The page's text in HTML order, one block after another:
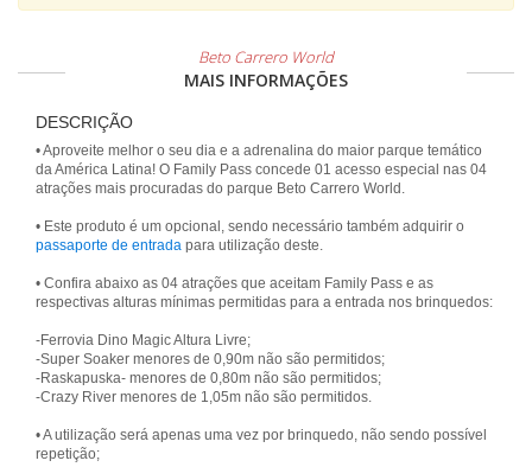
Beto Carrero World
MAIS INFORMAÇÕES
DESCRIÇÃO
• Aproveite melhor o seu dia e a adrenalina do maior parque temático
da América Latina! O Family Pass concede 01 acesso especial nas 04
atrações mais procuradas do parque Beto Carrero World.
• Este produto é um opcional, sendo necessário também adquirir o
passaporte de entrada para utilização deste.
• Confira abaixo as 04 atrações que aceitam Family Pass e as
respectivas alturas mínimas permitidas para a entrada nos brinquedos:
-Ferrovia Dino Magic Altura Livre;
-Super Soaker menores de 0,90m não são permitidos;
-Raskapuska- menores de 0,80m não são permitidos;
-Crazy River menores de 1,05m não são permitidos.
• A utilização será apenas uma vez por brinquedo, não sendo possível
repetição;